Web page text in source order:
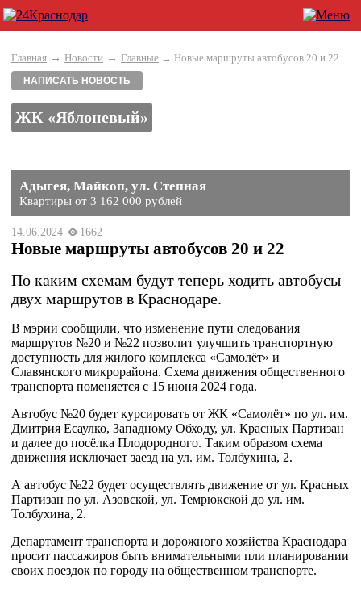
Главная → Новости → Главные → Новые маршруты автобусов 20 и 22
НАПИСАТЬ НОВОСТЬ
ЖК «Яблоневый»
Адыгея, Майкоп, ул. Степная
Квартиры от 3 162 000 рублей
14.06.2024 1662
Новые маршруты автобусов 20 и 22
По каким схемам будут теперь ходить автобусы
двух маршрутов в Краснодаре.
В мэрии сообщили, что изменение пути следования
маршрутов №20 и №22 позволит улучшить транспортную
доступность для жилого комплекса «Самолёт» и
Славянского микрорайона. Схема движения общественного
транспорта поменяется с 15 июня 2024 года.
Автобус №20 будет курсировать от ЖК «Самолёт» по ул. им.
Дмитрия Есаулко, Западному Обходу, ул. Красных Партизан
и далее до посёлка Плодородного. Таким образом схема
движения исключает заезд на ул. им. Толбухина, 2.
А автобус №22 будет осуществлять движение от ул. Красных
Партизан по ул. Азовской, ул. Темрюкской до ул. им.
Толбухина, 2.
Департамент транспорта и дорожного хозяйства Краснодара
просит пассажиров быть внимательными пли планировании
своих поездок по городу на общественном транспорте.